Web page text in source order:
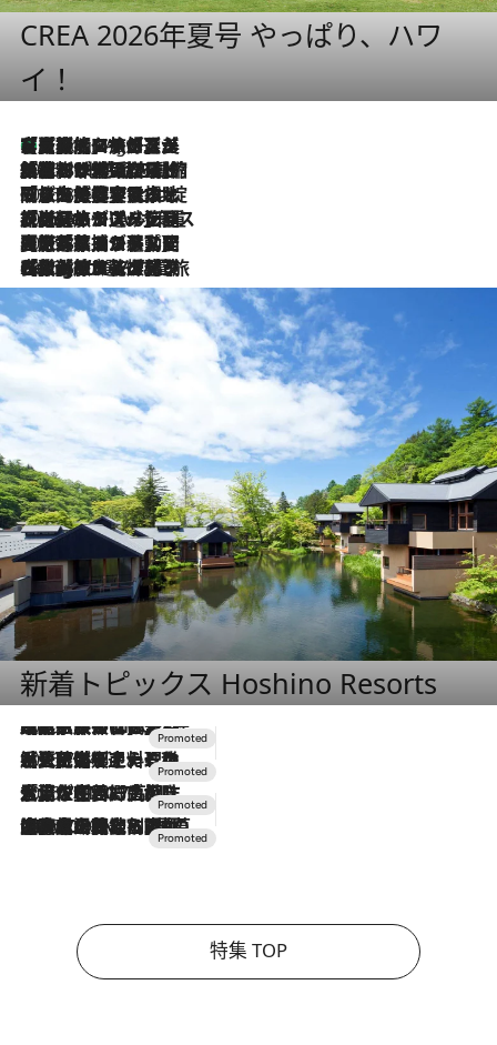
CREA 2026年夏号 やっぱり、ハワ
イ！
1 Hour Ago
【厳選旅コスメ】「多機能アイテムがメイン！」旅好き美容エディターが選んだ夏旅ベストコスメを発表【Mサイズジップ】
2026.8.6
「荷物が増えるほど旅ストレスは増す」美容ジャーナリストがたどり着いた最終結論。“化粧品を劇的に減らす”感動の凝縮美容とは
2026.8.6
「旅先には金髪ウィッグを持参」日本と同じメイクでは損してる!? 美容ジャーナリストが提案する“掟破りの旅美容”とは
2026.8.6
【厳選旅コスメ】「身軽さ＆UV対策重視！」ヘアアーティストshucoが選んだ夏旅ベストコスメを発表【Mサイズジップ】
2026.8.5
【厳選旅コスメ】国内をあちこち移動する河井菜摘が選んだ夏旅ベストコスメ発表！「リラックスアイテムはマスト」【Mサイズジップ】
2026.8.4
【厳選旅コスメ】「紫外線＆乾燥対策しながらメイク感も！」ヘア＆メイクGeorgeが選んだ夏旅ベストコスメを発表！【Mサイズジップ】
新着トピックス Hoshino Resorts
2026.7.31
【ホテル帰省】という選択肢をOMOが提案。家族とほどよい距離を保つには「昼は実家、夜は気兼ねなくホテルで！」
2026.7.24
【夏限定ディナーコース】旬を迎える稚鮎や花ズッキーニなどをイタリア・トスカーナの郷土料理の手法で満喫！
2026.7.17
「土佐和ハーブかき氷」がOMO7高知に登場！生姜、山椒、大葉など目にも舌にも涼を呼ぶ郷土の味
2026.7.10
NEW OPEN！【界 草津】名湯の地に誕生。趣の異なる2種の温泉と上州ならではの会席・蕎麦割烹など美食を味わう究極の癒やし旅
特集 TOP